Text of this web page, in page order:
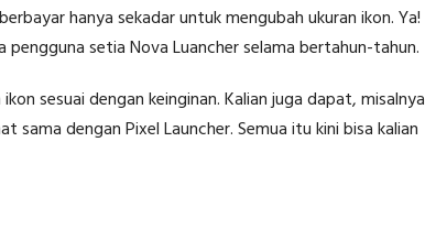
hanya sekadar untuk mengubah ukuran ikon. Ya!
setia Nova Luancher selama bertahun-tahun.
sesuai dengan keinginan. Kalian juga dapat, misalnya
dengan Pixel Launcher. Semua itu kini bisa kalian